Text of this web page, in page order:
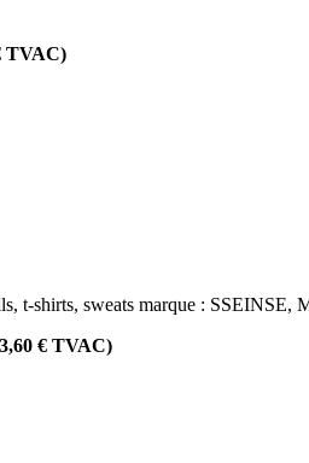
TVAC)
t-shirts, sweats marque :
€ TVAC)